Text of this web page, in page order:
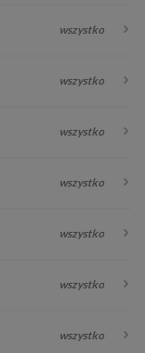
wszystko
wszystko
wszystko
wszystko
wszystko
wszystko
wszystko